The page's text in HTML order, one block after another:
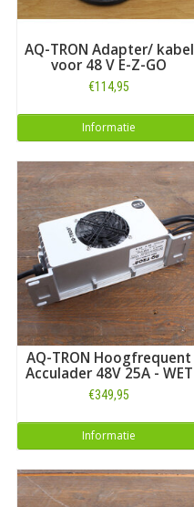
AQ-TRON Adapter/ kabel
voor 48 V E-Z-GO
€114,95
Informatie
AQ-TRON Hoogfrequent
Acculader 48V 25A - WET
€349,95
Informatie